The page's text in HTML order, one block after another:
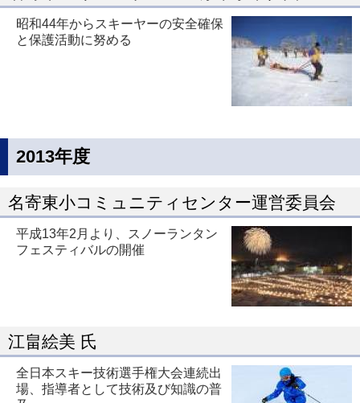
昭和44年からスキーヤーの安全確保
と保護活動に努める
2013年度
名寄東小コミュニティセンター運営委員会
平成13年2月より、スノーランタン
フェスティバルの開催
江畠絵美 氏
全日本スキー技術選手権大会連続出
場、指導者として技術及び知識の普